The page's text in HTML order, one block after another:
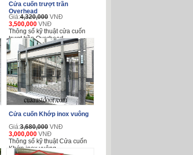
Cửa cuốn trượt trần
Overhead
Giá:4,320,000 VNĐ
3,500,000 VNĐ
Thông số kỹ thuật cửa cuốn
trượt trần Overhead
Cửa cuốn Khớp inox vuông
Giá:3,680,000 VNĐ
3,000,000 VNĐ
Thông số kỹ thuật Cửa cuốn
Khớp inox vuông